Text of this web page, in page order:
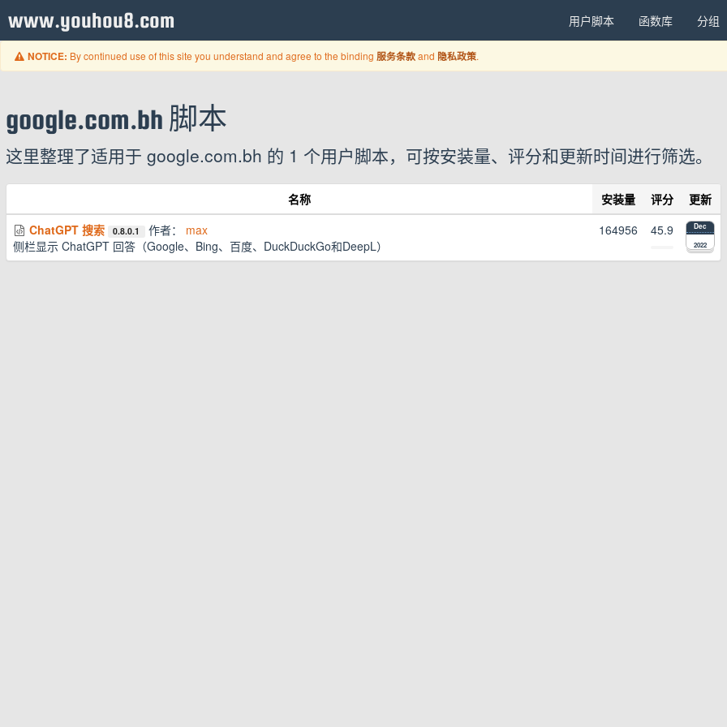
www.youhou8.com 用户脚本 函数库 分组
NOTICE: By continued use of this site you understand and agree to the binding 服务条款and 隐私政策.
google.com.bh 脚本
这里整理了适用于 google.com.bh 的 1 个用户脚本，可按安装量、评分和更新时间进行筛选。
名称 安装量 评分
更新
ChatGPT 搜索
0.8.0.1 作者： max
侧栏显示 ChatGPT 回答（Google、Bing、百度、DuckDuckGo和DeepL）
164956 45.9 Dec
2022